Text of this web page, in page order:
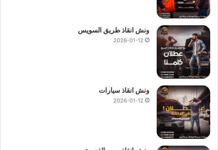
ونش انقاذ طريق السويس
2026-01-12
ونش انقاذ سيارات
2026-01-12